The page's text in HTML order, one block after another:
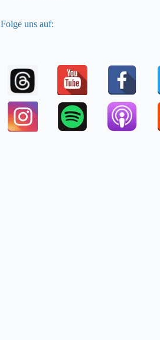
Folge uns auf: